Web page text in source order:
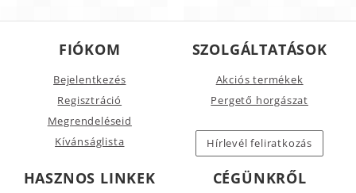
FIÓKOM
Bejelentkezés
Regisztráció
Megrendeléseid
Kívánságlista
SZOLGÁLTATÁSOK
Akciós termékek
Pergető horgászat
Hírlevél feliratkozás
HASZNOS LINKEK CÉGÜNKRŐL